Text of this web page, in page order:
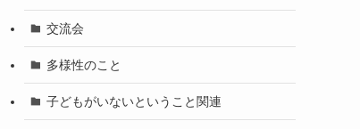
交流会
多様性のこと
子どもがいないということ関連